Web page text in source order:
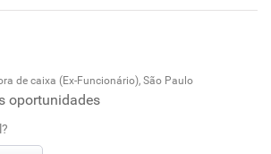
empresa
diretoria
de caixa (Ex-Funcionário), São Paulo
oportunidades